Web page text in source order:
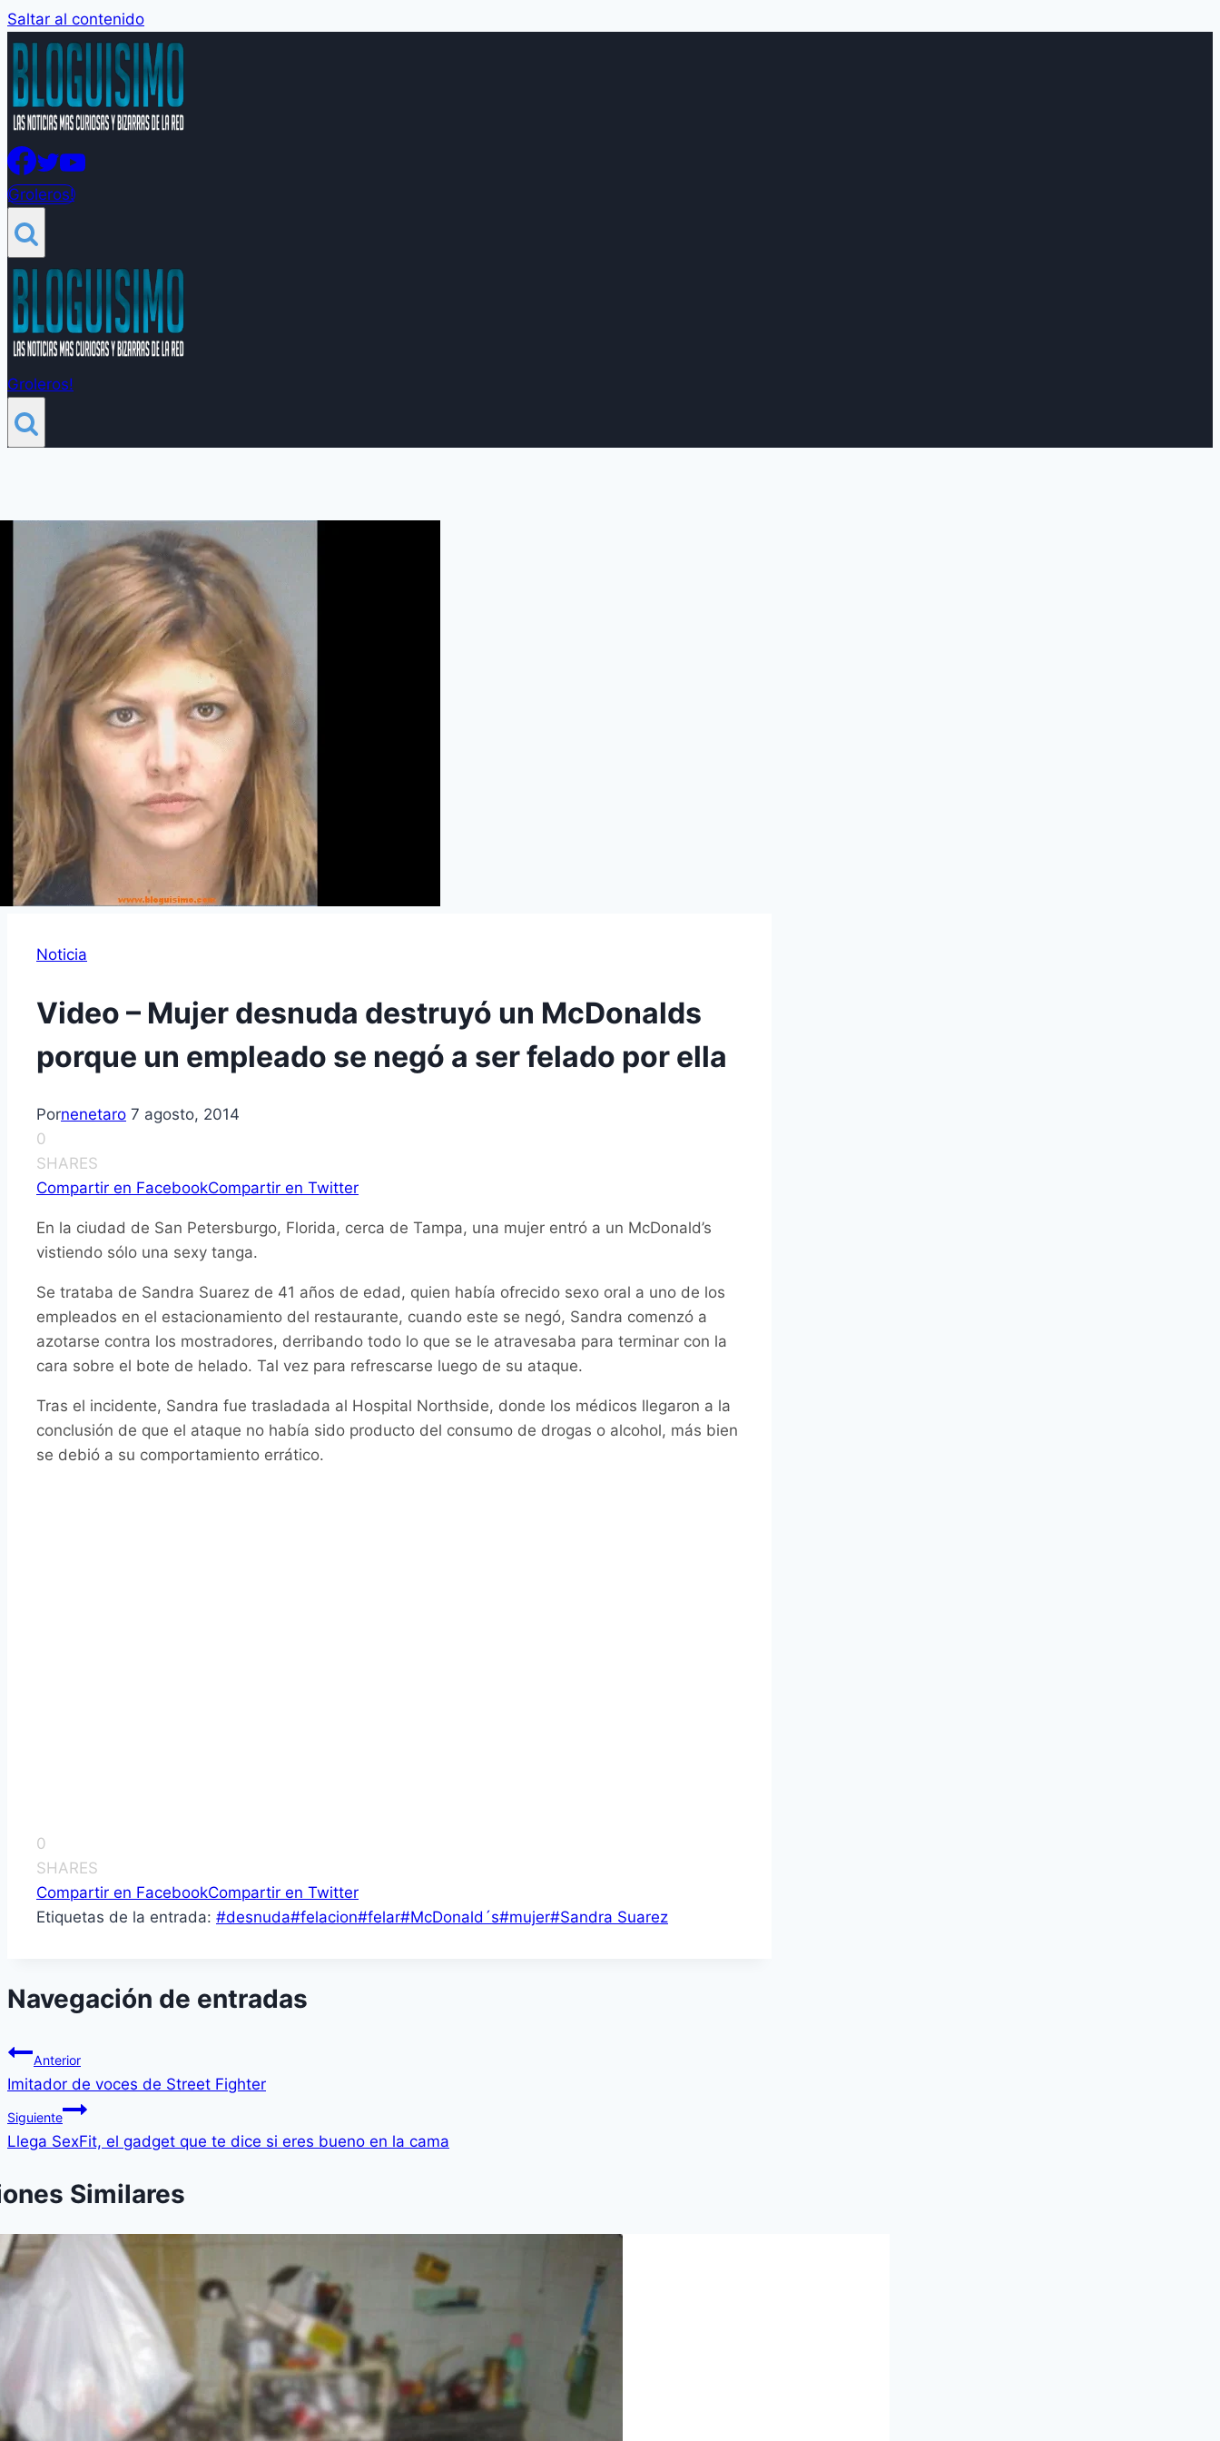
Saltar al contenido
Groleros!
Groleros!
Noticia
Video – Mujer desnuda destruyó un McDonalds
porque un empleado se negó a ser felado por ella
Pornenetaro 7 agosto, 2014
0
SHARES
Compartir en FacebookCompartir en Twitter
En la ciudad de San Petersburgo, Florida, cerca de Tampa, una mujer entró a un McDonald’s
vistiendo sólo una sexy tanga.
Se trataba de Sandra Suarez de 41 años de edad, quien había ofrecido sexo oral a uno de los
empleados en el estacionamiento del restaurante, cuando este se negó, Sandra comenzó a
azotarse contra los mostradores, derribando todo lo que se le atravesaba para terminar con la
cara sobre el bote de helado. Tal vez para refrescarse luego de su ataque.
Tras el incidente, Sandra fue trasladada al Hospital Northside, donde los médicos llegaron a la
conclusión de que el ataque no había sido producto del consumo de drogas o alcohol, más bien
se debió a su comportamiento errático.
0
SHARES
Compartir en FacebookCompartir en Twitter
Etiquetas de la entrada: #desnuda#felacion#felar#McDonald´s#mujer#Sandra Suarez
Navegación de entradas
Anterior
Imitador de voces de Street Fighter
Siguiente
Llega SexFit, el gadget que te dice si eres bueno en la cama
Similares